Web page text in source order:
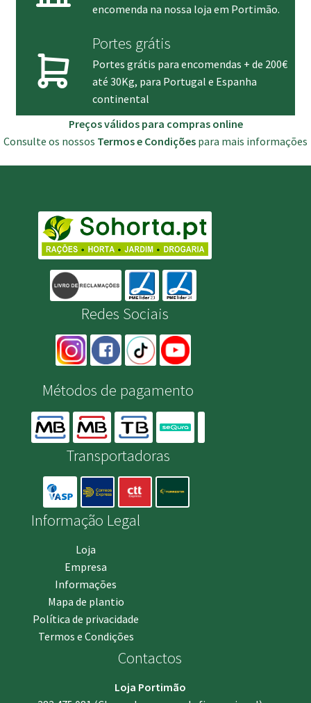
encomenda na nossa loja em Portimão.
Portes grátis
Portes grátis para encomendas + de 200€
até 30Kg, para Portugal e Espanha
continental
Preços válidos para compras online
Consulte os nossos Termos e Condições para mais informações
Redes Sociais
Métodos de pagamento
Transportadoras
Informação Legal
Loja
Empresa
Informações
Mapa de plantio
Política de privacidade
Termos e Condições
Contactos
Loja Portimão